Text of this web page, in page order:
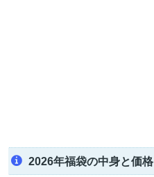
2026年福袋の中身と価格